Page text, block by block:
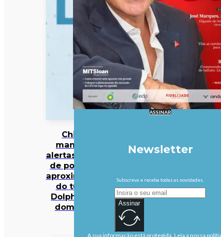
China
mantém
alertas antes
de possível
aproximação
do tufão
Dolphin no
domingo
ASSINAR
Newsletter
Subscreva e receba todas as novidades.
Assinar
A sua informação está protegida. Leia a nossa